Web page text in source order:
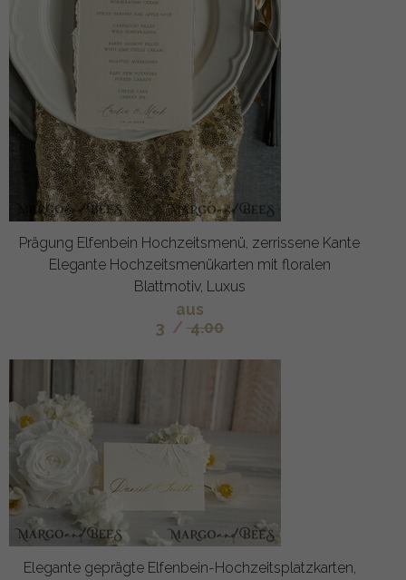
Prägung Elfenbein Hochzeitsmenü, zerrissene Kante
Elegante Hochzeitsmenükarten mit floralen
Blattmotiv, Luxus
aus
3 / 4.00
Elegante geprägte Elfenbein-Hochzeitsplatzkarten,